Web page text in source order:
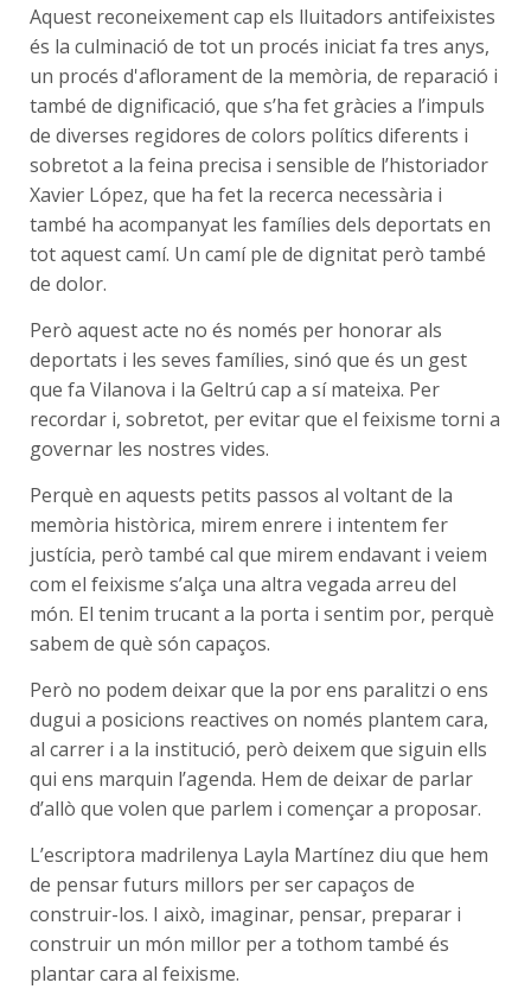
Aquest reconeixement cap els lluitadors antifeixistes
és la culminació de tot un procés iniciat fa tres anys,
un procés d'aflorament de la memòria, de reparació i
també de dignificació, que s’ha fet gràcies a l’impuls
de diverses regidores de colors polítics diferents i
sobretot a la feina precisa i sensible de l’historiador
Xavier López, que ha fet la recerca necessària i
també ha acompanyat les famílies dels deportats en
tot aquest camí. Un camí ple de dignitat però també
de dolor.
Però aquest acte no és només per honorar als
deportats i les seves famílies, sinó que és un gest
que fa Vilanova i la Geltrú cap a sí mateixa. Per
recordar i, sobretot, per evitar que el feixisme torni a
governar les nostres vides.
Perquè en aquests petits passos al voltant de la
memòria històrica, mirem enrere i intentem fer
justícia, però també cal que mirem endavant i veiem
com el feixisme s’alça una altra vegada arreu del
món. El tenim trucant a la porta i sentim por, perquè
sabem de què són capaços.
Però no podem deixar que la por ens paralitzi o ens
dugui a posicions reactives on només plantem cara,
al carrer i a la institució, però deixem que siguin ells
qui ens marquin l’agenda. Hem de deixar de parlar
d’allò que volen que parlem i començar a proposar.
L’escriptora madrilenya Layla Martínez diu que hem
de pensar futurs millors per ser capaços de
construir-los. I això, imaginar, pensar, preparar i
construir un món millor per a tothom també és
plantar cara al feixisme.